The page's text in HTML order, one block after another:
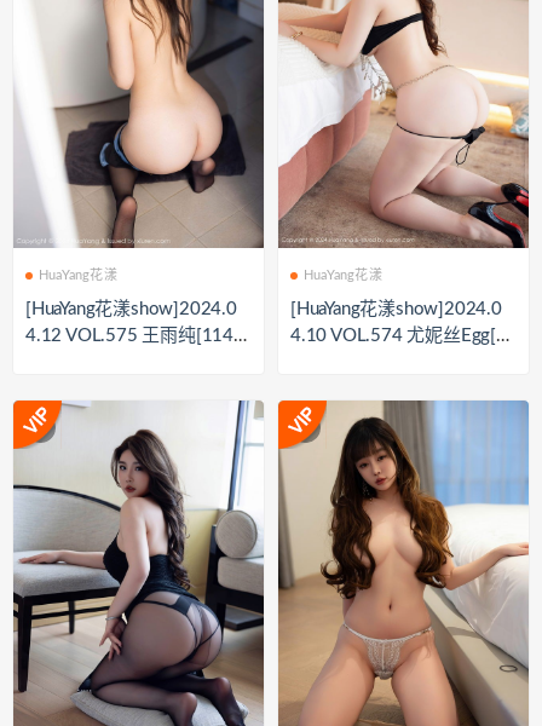
HuaYang花漾
[HuaYang花漾show]2024.0
4.12 VOL.575 王雨纯[114+
HuaYang花漾
[HuaYang花漾show]2024.0
4.10 VOL.574 尤妮丝Egg[6